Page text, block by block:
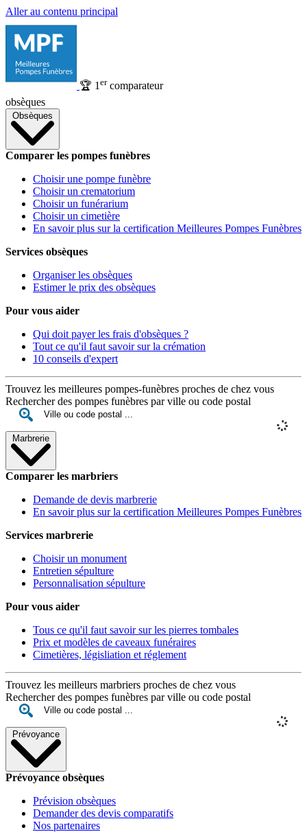
Aller au contenu principal
🏆 1 ercomparateur
obsèques
Obsèques
Comparer les pompes funèbres
Choisir une pompe funèbre
Choisir un crematorium
Choisir un funérarium
Choisir un cimetière
En savoir plus sur la certification Meilleures Pompes Funèbres
Services obsèques
Organiser les obsèques
Estimer le prix des obsèques
Pour vous aider
Qui doit payer les frais d'obsèques ?
Tout ce qu'il faut savoir sur la crémation
10 conseils d'expert
Trouvez les meilleures pompes-funèbres proches de chez vous
Rechercher des pompes funèbres par ville ou code postal
Marbrerie
Comparer les marbriers
Demande de devis marbrerie
En savoir plus sur la certification Meilleures Pompes Funèbres
Services marbrerie
Choisir un monument
Entretien sépulture
Personnalisation sépulture
Pour vous aider
Tous ce qu'il faut savoir sur les pierres tombales
Prix et modèles de caveaux funéraires
Cimetières, législiation et réglement
Trouvez les meilleurs marbriers proches de chez vous
Rechercher des pompes funèbres par ville ou code postal
Prévoyance
Prévoyance obsèques
Prévision obsèques
Demander des devis comparatifs
Nos partenaires